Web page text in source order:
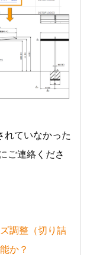
れていなかった
ご連絡くださ
調整（切り詰
か？